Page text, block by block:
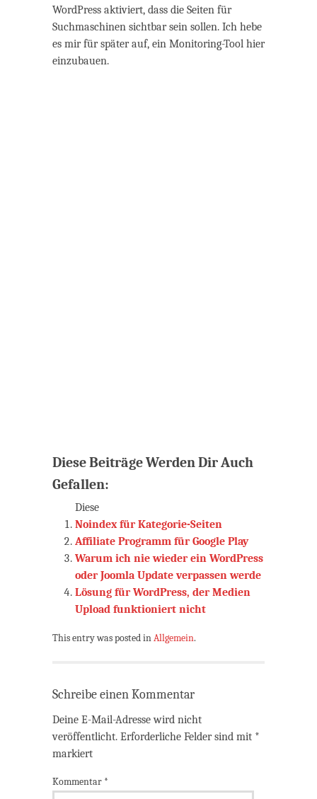
WordPress aktiviert, dass die Seiten für
Suchmaschinen sichtbar sein sollen. Ich hebe
es mir für später auf, ein Monitoring-Tool hier
einzubauen.
Diese Beiträge Werden Dir Auch
Gefallen:
Diese
Noindex für Kategorie-Seiten
Affiliate Programm für Google Play
Warum ich nie wieder ein WordPress
oder Joomla Update verpassen werde
Lösung für WordPress, der Medien
Upload funktioniert nicht
This entry was posted in Allgemein.
Schreibe einen Kommentar
Deine E-Mail-Adresse wird nicht
veröffentlicht. Erforderliche Felder sind mit *
markiert
Kommentar *